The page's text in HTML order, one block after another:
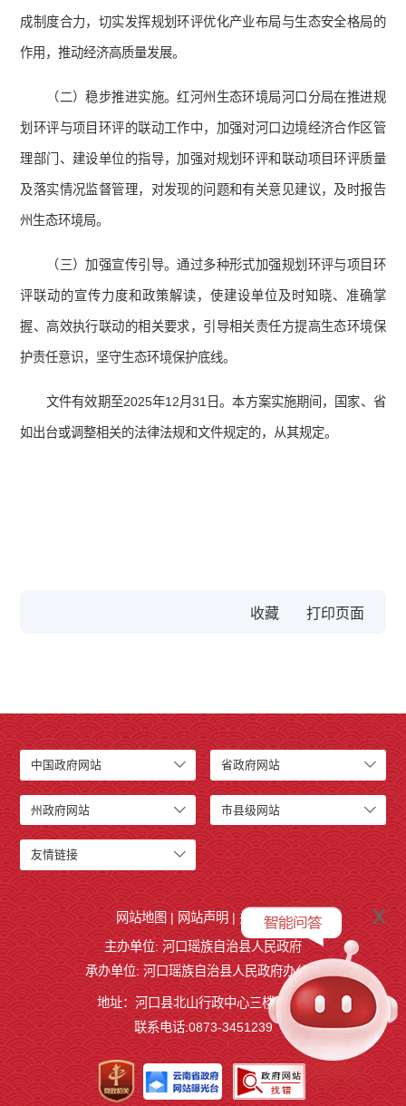
成制度合力，切实发挥规划环评优化产业布局与生态安全格局的
作用，推动经济高质量发展。
（二）稳步推进实施。红河州生态环境局河口分局在推进规
划环评与项目环评的联动工作中，加强对河口边境经济合作区管
理部门、建设单位的指导，加强对规划环评和联动项目环评质量
及落实情况监督管理，对发现的问题和有关意见建议，及时报告
州生态环境局。
（三）加强宣传引导。通过多种形式加强规划环评与项目环
评联动的宣传力度和政策解读，使建设单位及时知晓、准确掌
握、高效执行联动的相关要求，引导相关责任方提高生态环境保
护责任意识，坚守生态环境保护底线。
文件有效期至2025年12月31日。本方案实施期间，国家、省
如出台或调整相关的法律法规和文件规定的，从其规定。
收藏
中国政府网站 省政府网站
州政府网站 市县级网站
友情链接
网站地图 | 网站声明 | 关于我们
主办单位: 河口瑶族自治县人民政府
承办单位: 河口瑶族自治县人民政府办公室
地址：河口县北山行政中心三楼327室
联系电话:0873-3451239
x